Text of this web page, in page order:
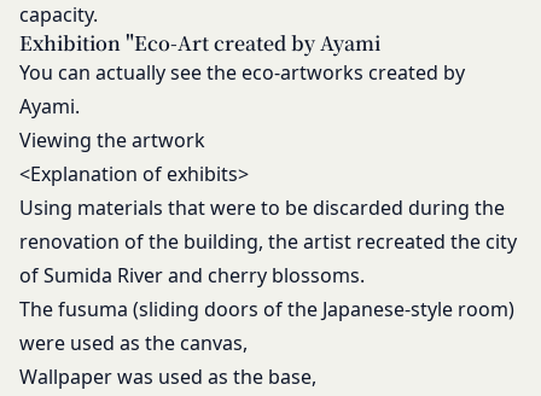
capacity.
Exhibition "Eco-Art created by Ayami
You can actually see the eco-artworks created by
Ayami.
Viewing the artwork
<Explanation of exhibits>
Using materials that were to be discarded during the
renovation of the building, the artist recreated the city
of Sumida River and cherry blossoms.
The fusuma (sliding doors of the Japanese-style room)
were used as the canvas,
Wallpaper was used as the base,
線やコンピュータなどに障害が生じ、システムの中
断・遅滞・中止等による損害、ウェブページが改ざ
んされたことにより会員に生じた損害については、
当社は一切責任を負いません。
当社のウェブページ・サーバ・ドメインなどから送
られるメール・コンテンツに、コンピューター・ウ
ィルスなどの有害なものが含まれていないことを保
証いたしません。
当社は、会員に対し、適宜情報提供やアドバイスを
行うことがありますが、それにより責任を負うもの
ではありません。
当社は、会員が本規約に違反したことによって、会
員または第三者に対して生じた損害等については、